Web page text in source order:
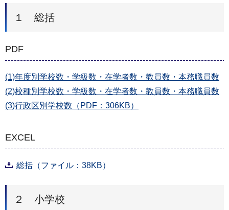
１ 総括
PDF
(1)年度別学校数・学級数・在学者数・教員数・本務職員数
(2)校種別学校数・学級数・在学者数・教員数・本務職員数
(3)行政区別学校数（PDF：306KB）
EXCEL
総括（ファイル：38KB）
２ 小学校